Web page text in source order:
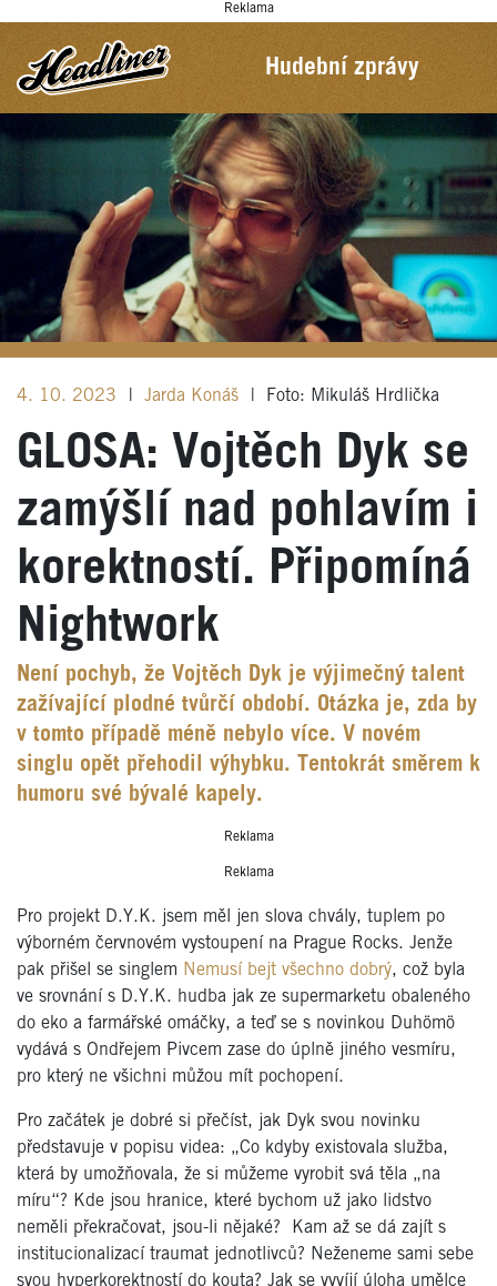
Reklama
Hudební zprávy
4. 10. 2023 Jarda Konáš Foto: Mikuláš Hrdlička
GLOSA: Vojtěch Dyk se
zamýšlí nad pohlavím i
korektností. Připomíná
Nightwork
Není pochyb, že Vojtěch Dyk je výjimečný talent
zažívající plodné tvůrčí období. Otázka je, zda by
v tomto případě méně nebylo více. V novém
singlu opět přehodil výhybku. Tentokrát směrem k
humoru své bývalé kapely.
Reklama
Reklama
Pro projekt D.Y.K. jsem měl jen slova chvály, tuplem po
výborném červnovém vystoupení na Prague Rocks. Jenže
pak přišel se singlem Nemusí bejt všechno dobrý, což byla
ve srovnání s D.Y.K. hudba jak ze supermarketu obaleného
do eko a farmářské omáčky, a teď se s novinkou Duhömö
vydává s Ondřejem Pivcem zase do úplně jiného vesmíru,
pro který ne všichni můžou mít pochopení.
Pro začátek je dobré si přečíst, jak Dyk svou novinku
představuje v popisu videa: „Co kdyby existovala služba,
která by umožňovala, že si můžeme vyrobit svá těla „na
míru“? Kde jsou hranice, které bychom už jako lidstvo
neměli překračovat, jsou-li nějaké? Kam až se dá zajít s
institucionalizací traumat jednotlivců? Neženeme sami sebe
svou hyperkorektností do kouta? Jak se vyvíjí úloha umělce